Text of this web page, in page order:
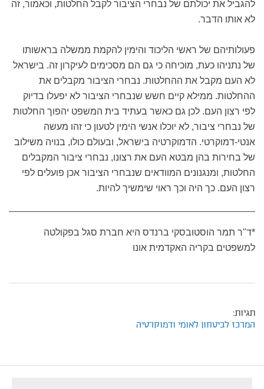
להגביל את יכולתם של נבחרי הציבור לקבל החלטות, וכאמור, זה
לא אותו הדבר.
פעולותיהם של ראשי הליכוד והימין להקמת ממשלה בראשותו
של נתניהו כעת, מוכיחה כי גם הם מסכימים לעיקרון זה. בישראל
לא העם מקבל את ההחלטות. נבחרי הציבור מקבלים את
ההחלטות. ממילא קיים חשש שנבחרי הציבור לא יפעלו בדיוק
לפי רצון העם. לכן גם כאשר בעתיד בית המשפט יהפוך החלטות
של נבחרי ציבור, לא יוכלו אנשי הימין לטעון כי זהו מעשה
אנטי-דמוקרטי. הדמוקרטיה בישראל, ובעולם כולו, בנויה משילוב
של בחירות בהן מבטא העם את רצונו, נבחרי ציבור המקבלים
החלטות, ומנגנונים המוודאים שנבחרי הציבור אכן פועלים לפי
רצון העם. כך היה וכך ראוי שימשיך להיות.
*ד"ר תמר הוסטובסקי ברנדס היא חברת סגל בפקולטה
למשפטים בקריה האקדמית אונו
תגיות:
המרכז לביטחון לאומי ודמוקרטיה